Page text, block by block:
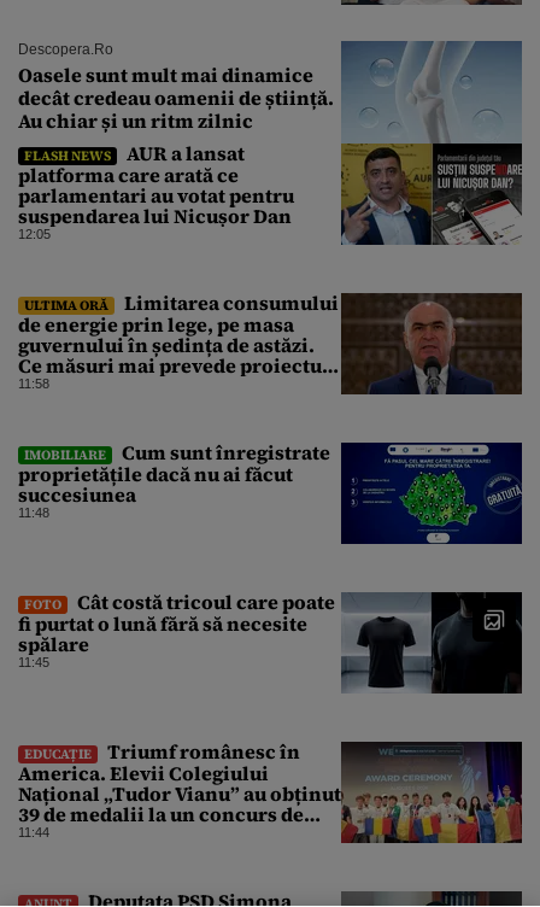
Descopera.ro
Oasele sunt mult mai dinamice
decât credeau oamenii de știință.
Au chiar și un ritm zilnic
FLASH NEWS
AUR a lansat
platforma care arată ce
parlamentari au votat pentru
suspendarea lui Nicușor Dan
12:05
ULTIMA ORĂ
Limitarea consumului
de energie prin lege, pe masa
guvernului în ședința de astăzi.
Ce măsuri mai prevede proiectul
în caz de pandemie, cutremur sau
11:58
IMOBILIARE
Cum sunt înregistrate
proprietățile dacă nu ai făcut
succesiunea
11:48
FOTO
Cât costă tricoul care poate
fi purtat o lună fără să necesite
spălare
11:45
EDUCAȚIE
Triumf românesc în
America. Elevii Colegiului
Național „Tudor Vianu” au obținut
39 de medalii la un concurs de
științe
11:44
Deputata PSD Simona